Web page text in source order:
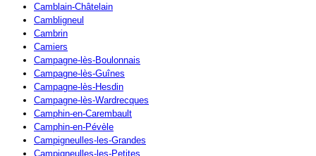
Camblain-Châtelain
Cambligneul
Cambrin
Camiers
Campagne-lès-Boulonnais
Campagne-lès-Guînes
Campagne-lès-Hesdin
Campagne-lès-Wardrecques
Camphin-en-Carembault
Camphin-en-Pévèle
Campigneulles-les-Grandes
Campigneulles-les-Petites